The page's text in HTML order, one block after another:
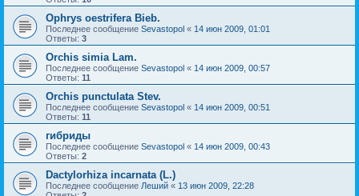
Ophrys oestrifera Bieb.
Последнее сообщение Sevastopol « 14 июн 2009, 01:01
Ответы: 3
Orchis simia Lam.
Последнее сообщение Sevastopol « 14 июн 2009, 00:57
Ответы: 11
Orchis punctulata Stev.
Последнее сообщение Sevastopol « 14 июн 2009, 00:51
Ответы: 11
гибриды
Последнее сообщение Sevastopol « 14 июн 2009, 00:43
Ответы: 2
Dactylorhiza incarnata (L.)
Последнее сообщение Леший « 13 июн 2009, 22:28